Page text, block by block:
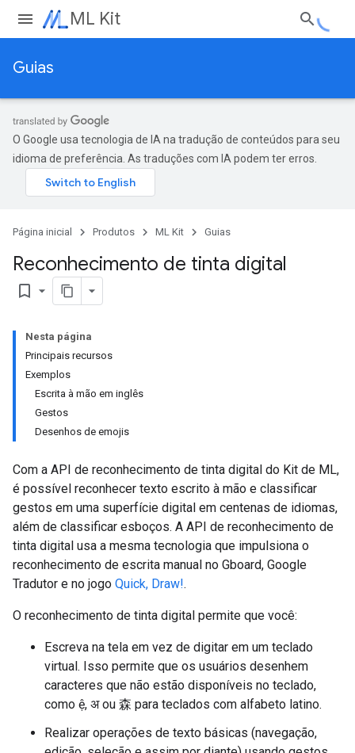
ML Kit
Guias
O Google usa tecnologia de IA na tradução de conteúdos para seu
idioma de preferência. As traduções com IA podem ter erros.
Página inicial Produtos ML Kit Guias
Reconhecimento de tinta digital
bookmark_border
Nesta página
Principais recursos
Exemplos
Escrita à mão em inglês
Gestos
Desenhos de emojis
Com a API de reconhecimento de tinta digital do Kit de ML,
é possível reconhecer texto escrito à mão e classificar
gestos em uma superfície digital em centenas de idiomas,
além de classificar esboços. A API de reconhecimento de
tinta digital usa a mesma tecnologia que impulsiona o
reconhecimento de escrita manual no Gboard, Google
Tradutor e no jogo Quick, Draw!.
O reconhecimento de tinta digital permite que você:
Escreva na tela em vez de digitar em um teclado
virtual. Isso permite que os usuários desenhem
caracteres que não estão disponíveis no teclado,
como ệ, अ ou 森 para teclados com alfabeto latino.
Realizar operações de texto básicas (navegação,